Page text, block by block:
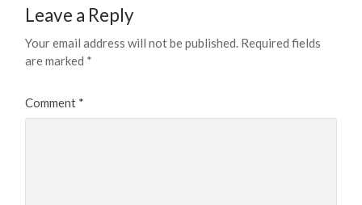
Leave a Reply
Your email address will not be published. Required fields
are marked *
Comment *